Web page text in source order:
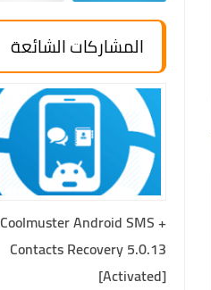
المشاركات الشائعة
Coolmuster Android SMS +
Contacts Recovery 5.0.13
[Activated]